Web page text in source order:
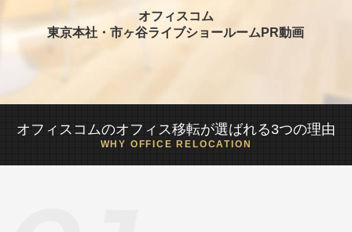
オフィスコム
東京本社・市ヶ谷ライブショールームPR動画
オフィスコムのオフィス移転が選ばれる3つの理由
WHY OFFICE RELOCATION